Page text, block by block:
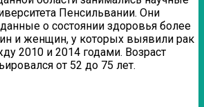
Пенсильвании. Они
о состоянии здоровья более
и женщин, у которых выявили рак
2010 и 2014 годами. Возраст
от 52 до 75 лет.